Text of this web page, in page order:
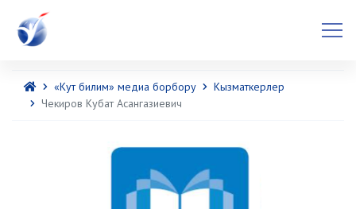
«Кут билим» медиа борбору
Кызматкерлер
Чекиров Кубат Асангазиевич